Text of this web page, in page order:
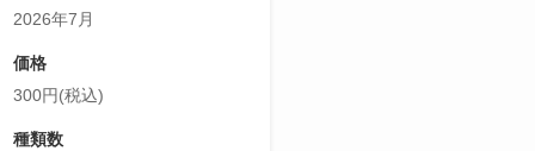
2026年7月
価格
300円(税込)
種類数